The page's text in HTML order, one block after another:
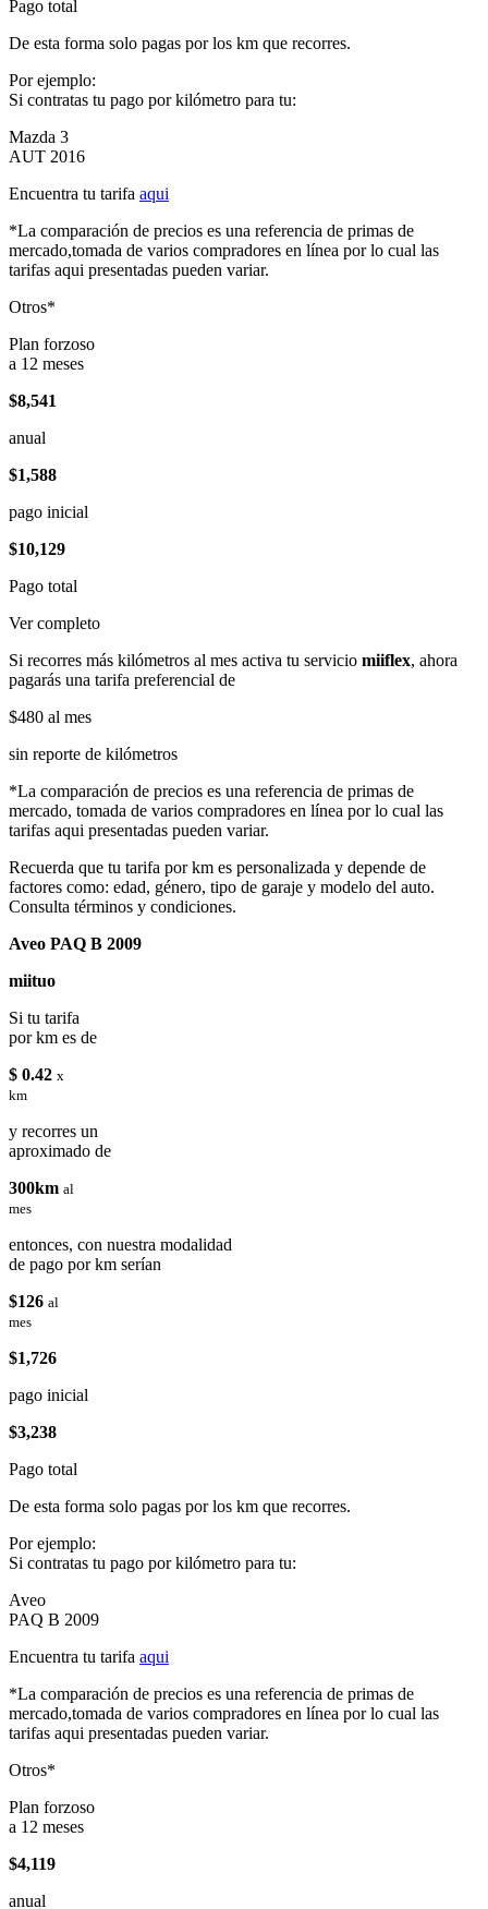
Pago total
De esta forma solo pagas por los km que recorres.
Por ejemplo:
Si contratas tu pago por kilómetro para tu:
Mazda 3
AUT 2016
Encuentra tu tarifa aqui
*La comparación de precios es una referencia de primas de
mercado,tomada de varios compradores en línea por lo cual las
tarifas aqui presentadas pueden variar.
Otros*
Plan forzoso
a 12 meses
$8,541
anual
$1,588
pago inicial
$10,129
Pago total
Ver completo
Si recorres más kilómetros al mes activa tu servicio miiflex, ahora
pagarás una tarifa preferencial de
$480 al mes
sin reporte de kilómetros
*La comparación de precios es una referencia de primas de
mercado, tomada de varios compradores en línea por lo cual las
tarifas aqui presentadas pueden variar.
Recuerda que tu tarifa por km es personalizada y depende de
factores como: edad, género, tipo de garaje y modelo del auto.
Consulta términos y condiciones.
Aveo PAQ B 2009
miituo
Si tu tarifa
por km es de
$ 0.42 x
km
y recorres un
aproximado de
300km al
mes
entonces, con nuestra modalidad
de pago por km serían
$126 al
mes
$1,726
pago inicial
$3,238
Pago total
De esta forma solo pagas por los km que recorres.
Por ejemplo:
Si contratas tu pago por kilómetro para tu:
Aveo
PAQ B 2009
Encuentra tu tarifa aqui
*La comparación de precios es una referencia de primas de
mercado,tomada de varios compradores en línea por lo cual las
tarifas aqui presentadas pueden variar.
Otros*
Plan forzoso
a 12 meses
$4,119
anual